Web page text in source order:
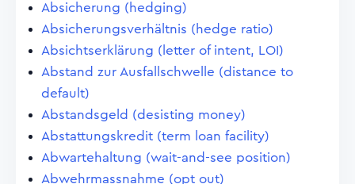
Absicherung (hedging)
Absicherungsverhältnis (hedge ratio)
Absichtserklärung (letter of intent, LOI)
Abstand zur Ausfallschwelle (distance to
default)
Abstandsgeld (desisting money)
Abstattungskredit (term loan facility)
Abwartehaltung (wait-and-see position)
Abwehrmassnahme (opt out)